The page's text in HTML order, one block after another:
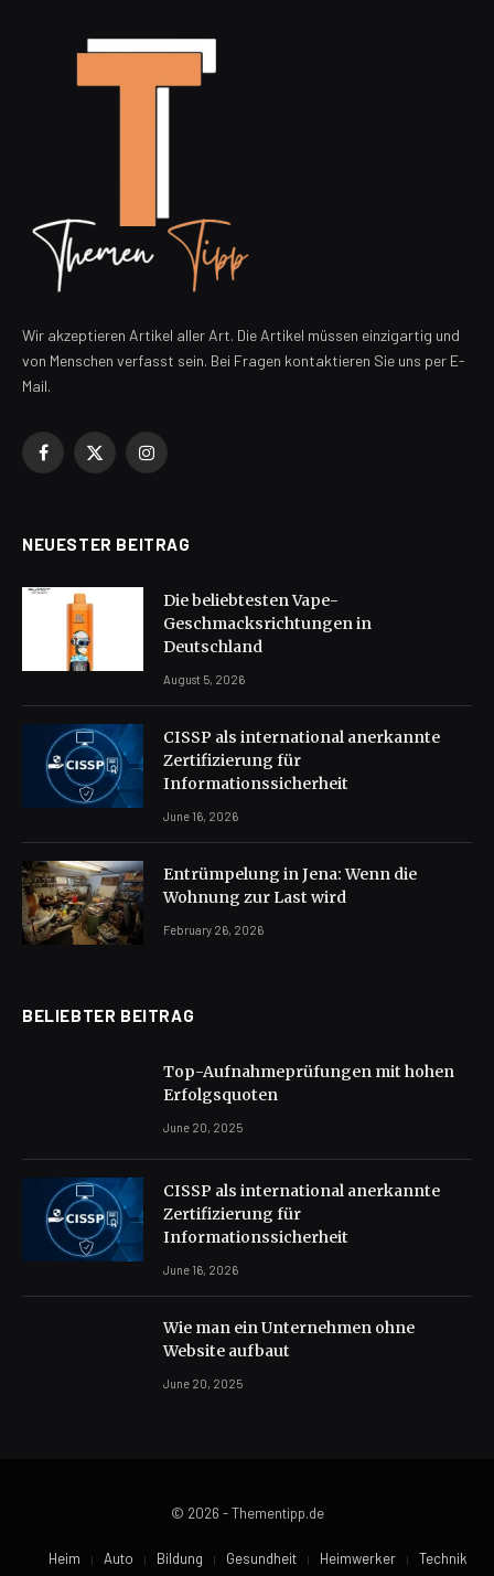
Wir akzeptieren Artikel aller Art. Die Artikel müssen einzigartig und
von Menschen verfasst sein. Bei Fragen kontaktieren Sie uns per E-
Mail.
Facebook
X
Instagram
NEUESTER BEITRAG
Die beliebtesten Vape-
Geschmacksrichtungen in
Deutschland
August 5, 2026
CISSP als international anerkannte
Zertifizierung für
Informationssicherheit
June 16, 2026
Entrümpelung in Jena: Wenn die
Wohnung zur Last wird
February 26, 2026
BELIEBTER BEITRAG
Top-Aufnahmeprüfungen mit hohen
Erfolgsquoten
June 20, 2025
CISSP als international anerkannte
Zertifizierung für
Informationssicherheit
June 16, 2026
Wie man ein Unternehmen ohne
Website aufbaut
June 20, 2025
© 2026 - Thementipp.de
Heim Auto Bildung Gesundheit Heimwerker Technik